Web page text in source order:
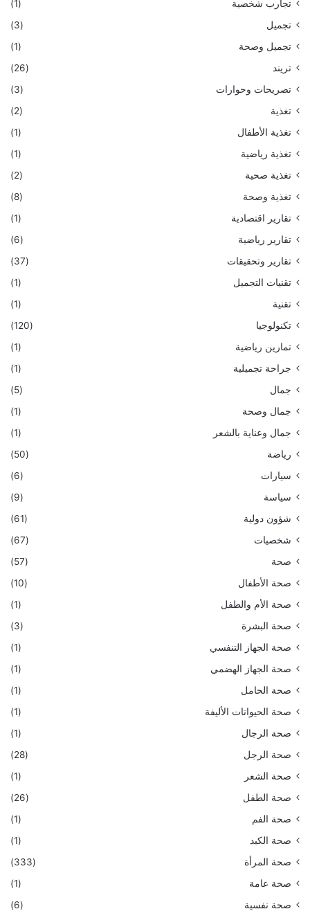
تجارب شخصية
(1)
تجميل
(3)
تجميل وصحة
(1)
تريند
(26)
تصريحات وحوارات
(3)
تغذية
(2)
تغذية الأطفال
(1)
تغذية رياضية
(1)
تغذية صحية
(2)
تغذية وصحة
(8)
تقارير اقتصادية
(1)
تقارير رياضية
(6)
تقارير وتحقيقات
(37)
تقنيات التجميل
(1)
تقنية
(1)
تكنولوجيا
(120)
تمارين رياضية
(1)
جراحة تجميلية
(1)
جمال
(5)
جمال وصحة
(1)
جمال وعناية بالشعر
(1)
رياضة
(50)
سيارات
(6)
سياسة
(9)
شؤون دولية
(61)
شخصيات
(67)
صحة
(57)
صحة الأطفال
(10)
صحة الأم والطفل
(1)
صحة البشرة
(3)
صحة الجهاز التنفسي
(1)
صحة الجهاز الهضمي
(1)
صحة الحامل
(1)
صحة الحيوانات الأليفة
(1)
صحة الرجال
(1)
صحة الرجل
(28)
صحة الشعر
(1)
صحة الطفل
(26)
صحة الفم
(1)
صحة الكبد
(1)
صحة المرأة
(333)
صحة عامة
(1)
صحة نفسية
(6)